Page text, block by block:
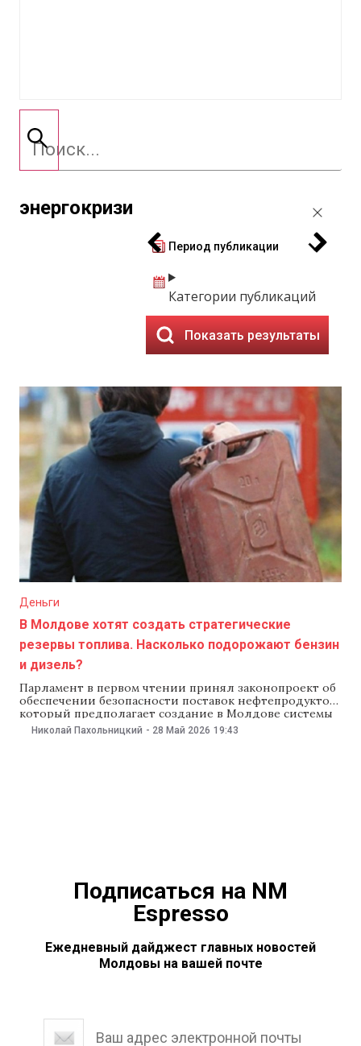
энергокризи
Период публикации
Категории публикаций
Показать результаты
Деньги
В Молдове хотят создать стратегические
резервы топлива. Насколько подорожают бензин
и дизель?
Парламент в первом чтении принял законопроект об
обеспечении безопасности поставок нефтепродуктов,
который предполагает создание в Молдове системы
аварийных запасов топлива для защиты от
энергокризисов. NM рассказывает, что еще
Николай Пахольницкий - 28 Май 2026 19:43
Подписаться на NM
Espresso
Ежедневный дайджест главных новостей
Молдовы на вашей почте